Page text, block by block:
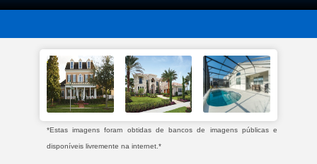
*Estas imagens foram obtidas de bancos de imagens públicas e
disponíveis livremente na internet.*